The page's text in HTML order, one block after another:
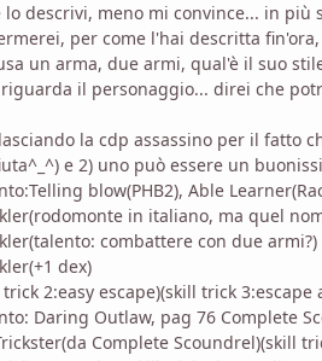
lo descrivi, meno mi convince... in
per come l'hai descritta
un arma, due armi, qual'è il suo
il personaggio... direi che
la cdp assassino per il fatto
e 2) uno può essere un
blow(PHB2), Able
in italiano, ma quel
combattere con due armi?)
dex)
2:easy escape)(skill trick 3:escape
Daring Outlaw, pag 76 Complete
Complete Scoundrel)(skill